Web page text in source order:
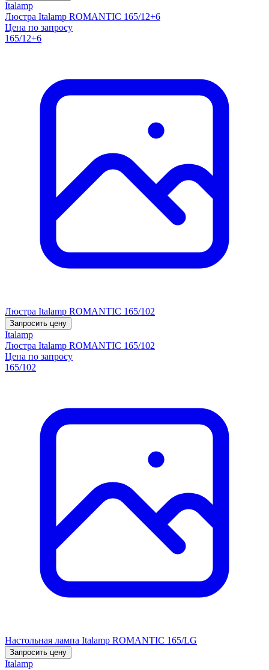
Italamp
Люстра Italamp ROMANTIC 165/12+6
Цена по запросу
165/12+6
Люстра Italamp ROMANTIC 165/102
Запросить цену
Italamp
Люстра Italamp ROMANTIC 165/102
Цена по запросу
165/102
Настольная лампа Italamp ROMANTIC 165/LG
Запросить цену
Italamp